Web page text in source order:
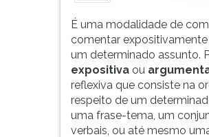
expositivamente
É uma modalidade de
comentar
um determinado assunto.
expositiva ou
reflexiva que consiste na
respeito de um
uma frase-tema, um
verbais, ou até mesmo